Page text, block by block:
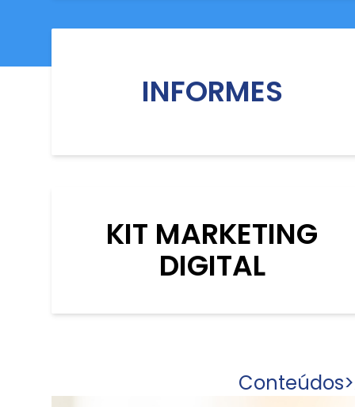
INFORMES
KIT MARKETING
DIGITAL
Conteúdos>